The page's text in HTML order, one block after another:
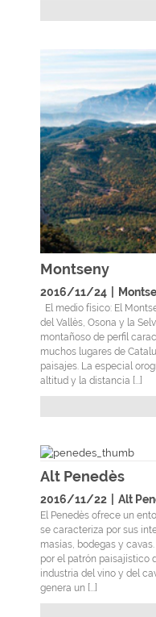
Montseny
2016/11/24
El medio físico: El
del Vallès, Osona y la
montañoso de perfil
muchos lugares de
paisajes. La especial
altitud y la distancia [...]
Alt Penedès
2016/11/22 Alt
El Penedès ofrece un
se caracteriza por sus
masías, bodegas y
por el patrón paisajístico
industria del vino y del
genera un [...]